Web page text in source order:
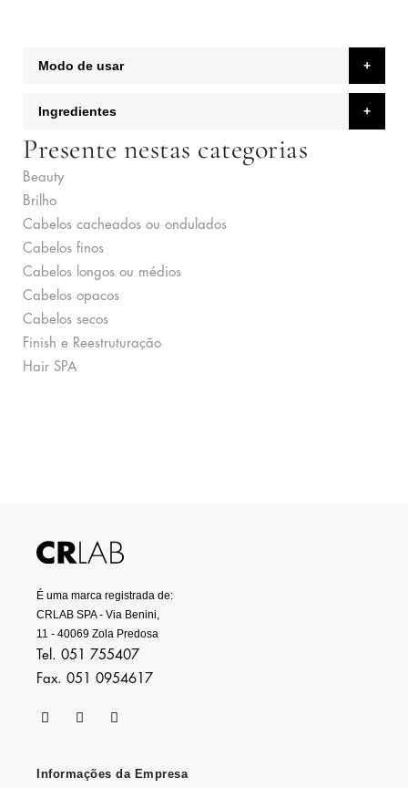
Modo de usar
Ingredientes
Presente nestas categorias
Beauty
Brilho
Cabelos cacheados ou ondulados
Cabelos finos
Cabelos longos ou médios
Cabelos opacos
Cabelos secos
Finish e Reestruturação
Hair SPA
É uma marca registrada de:
CRLAB SPA - Via Benini,
11 - 40069 Zola Predosa
Tel. 051 755407
Fax. 051 0954617
Informações da Empresa